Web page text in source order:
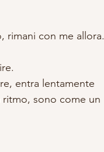
rimani con me allora.
entra lentamente
sono come un